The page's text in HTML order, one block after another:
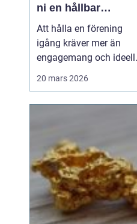
ni en hållbar
föreningskassa
Att hålla en förening
igång kräver mer än
engagemang och
om tid och vill undvika
krångliga upplägg.
Därför söker många
efter ...
20 mars 2026